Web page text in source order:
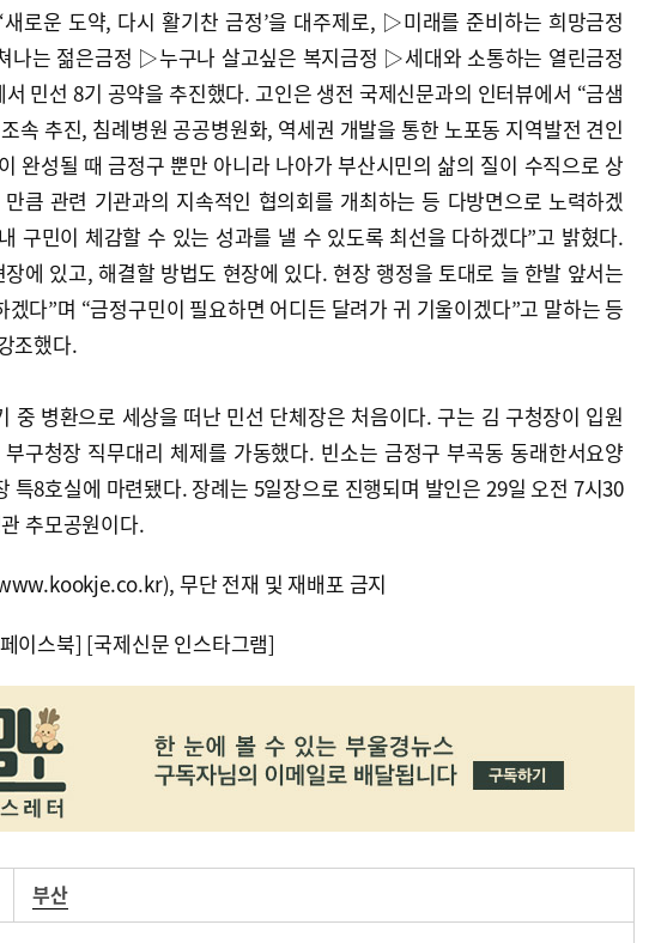
새로운 도약, 다시 활기찬 금정’을 대주제로, ▷미래를 준비하는 희망금정
나는 젊은금정 ▷누구나 살고싶은 복지금정 ▷세대와 소통하는 열린금정
민선 8기 공약을 추진했다. 고인은 생전 국제신문과의 인터뷰에서 “금샘
속 추진, 침례병원 공공병원화, 역세권 개발을 통한 노포동 지역발전 견인
완성될 때 금정구 뿐만 아니라 나아가 부산시민의 삶의 질이 수직으로 상
큼 관련 기관과의 지속적인 협의회를 개최하는 등 다방면으로 노력하겠
구민이 체감할 수 있는 성과를 낼 수 있도록 최선을 다하겠다”고 밝혔다.
에 있고, 해결할 방법도 현장에 있다. 현장 행정을 토대로 늘 한발 앞서는
겠다”며 “금정구민이 필요하면 어디든 달려가 귀 기울이겠다”고 말하는 등
조했다.
중 병환으로 세상을 떠난 민선 단체장은 처음이다. 구는 김 구청장이 입원
구청장 직무대리 체제를 가동했다. 빈소는 금정구 부곡동 동래한서요양
특8호실에 마련됐다. 장례는 5일장으로 진행되며 발인은 29일 오전 7시30
추모공원이다.
무단 전재 및 재배포 금지
이스북] [국제신문 인스타그램]
부산